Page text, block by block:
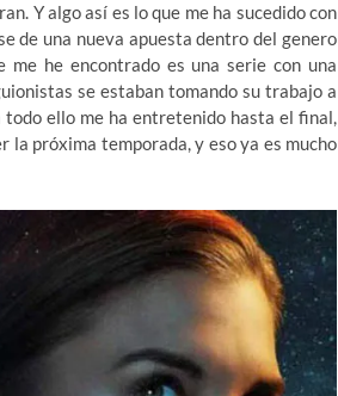
Y algo así es lo que me ha sucedido con
de una nueva apuesta dentro del genero
me he encontrado es una serie con una
se estaban tomando su trabajo a
todo ello me ha entretenido hasta el final,
la próxima temporada, y eso ya es mucho